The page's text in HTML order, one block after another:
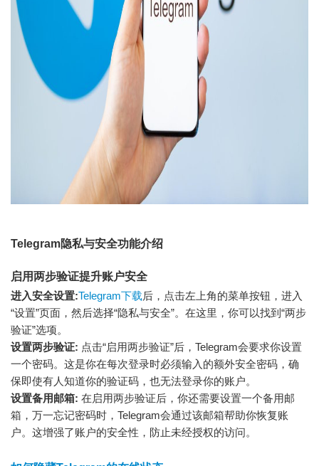
Telegram隐私与安全功能介绍
启用两步验证提升账户安全
进入安全设置:Telegram下载后，点击左上角的菜单按钮，进入
“设置”页面，然后选择“隐私与安全”。在这里，你可以找到“两步
验证”选项。
设置两步验证: 点击“启用两步验证”后，Telegram会要求你设置
一个密码。这是你在每次登录时必须输入的额外安全密码，确
保即使有人知道你的验证码，也无法登录你的账户。
设置备用邮箱: 在启用两步验证后，你还需要设置一个备用邮
箱，万一忘记密码时，Telegram会通过该邮箱帮助你恢复账
户。这增强了账户的安全性，防止未经授权的访问。